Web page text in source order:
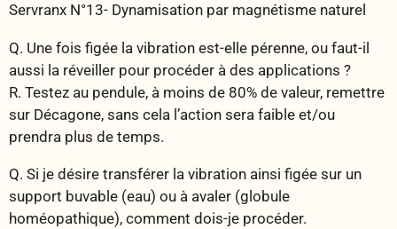
Servranx N°13- Dynamisation par magnétisme naturel
Q. Une fois figée la vibration est-elle pérenne, ou faut-il
aussi la réveiller pour procéder à des applications ?
R. Testez au pendule, à moins de 80% de valeur, remettre
sur Décagone, sans cela l’action sera faible et/ou
prendra plus de temps.
Q. Si je désire transférer la vibration ainsi figée sur un
support buvable (eau) ou à avaler (globule
homéopathique), comment dois-je procéder.